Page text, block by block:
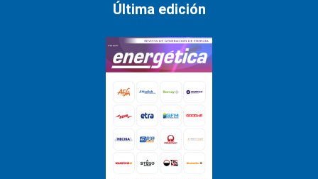
Última edición